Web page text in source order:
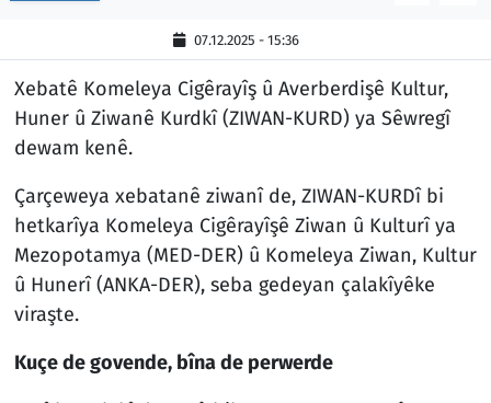
07.12.2025 - 15:36
Xebatê Komeleya Cigêrayîş û Averberdişê Kultur,
Huner û Ziwanê Kurdkî (ZIWAN-KURD) ya Sêwregî
dewam kenê.
Çarçeweya xebatanê ziwanî de, ZIWAN-KURDî bi
hetkarîya Komeleya Cigêrayîşê Ziwan û Kulturî ya
Mezopotamya (MED-DER) û Komeleya Ziwan, Kultur
û Hunerî (ANKA-DER), seba gedeyan çalakîyêke
viraşte.
Kuçe de govende, bîna de perwerde